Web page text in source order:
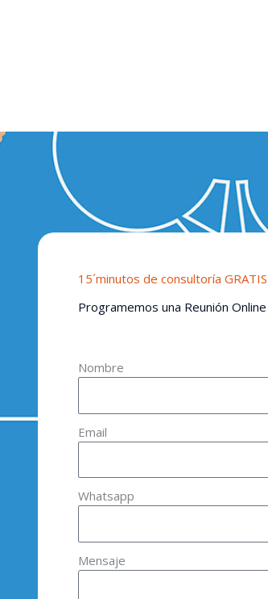
15´minutos de consultoría GRATIS
Programemos una Reunión Online
Nombre
Email
Whatsapp
Mensaje